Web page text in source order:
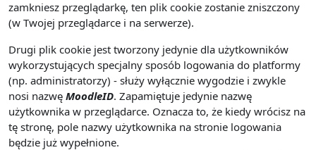
zamkniesz przeglądarkę, ten plik cookie zostanie zniszczony
(w Twojej przeglądarce i na serwerze).
Drugi plik cookie jest tworzony jedynie dla użytkowników
wykorzystujących specjalny sposób logowania do platformy
(np. administratorzy) - służy wyłącznie wygodzie i zwykle
nosi nazwę MoodleID. Zapamiętuje jedynie nazwę
użytkownika w przeglądarce. Oznacza to, że kiedy wrócisz na
tę stronę, pole nazwy użytkownika na stronie logowania
będzie już wypełnione.